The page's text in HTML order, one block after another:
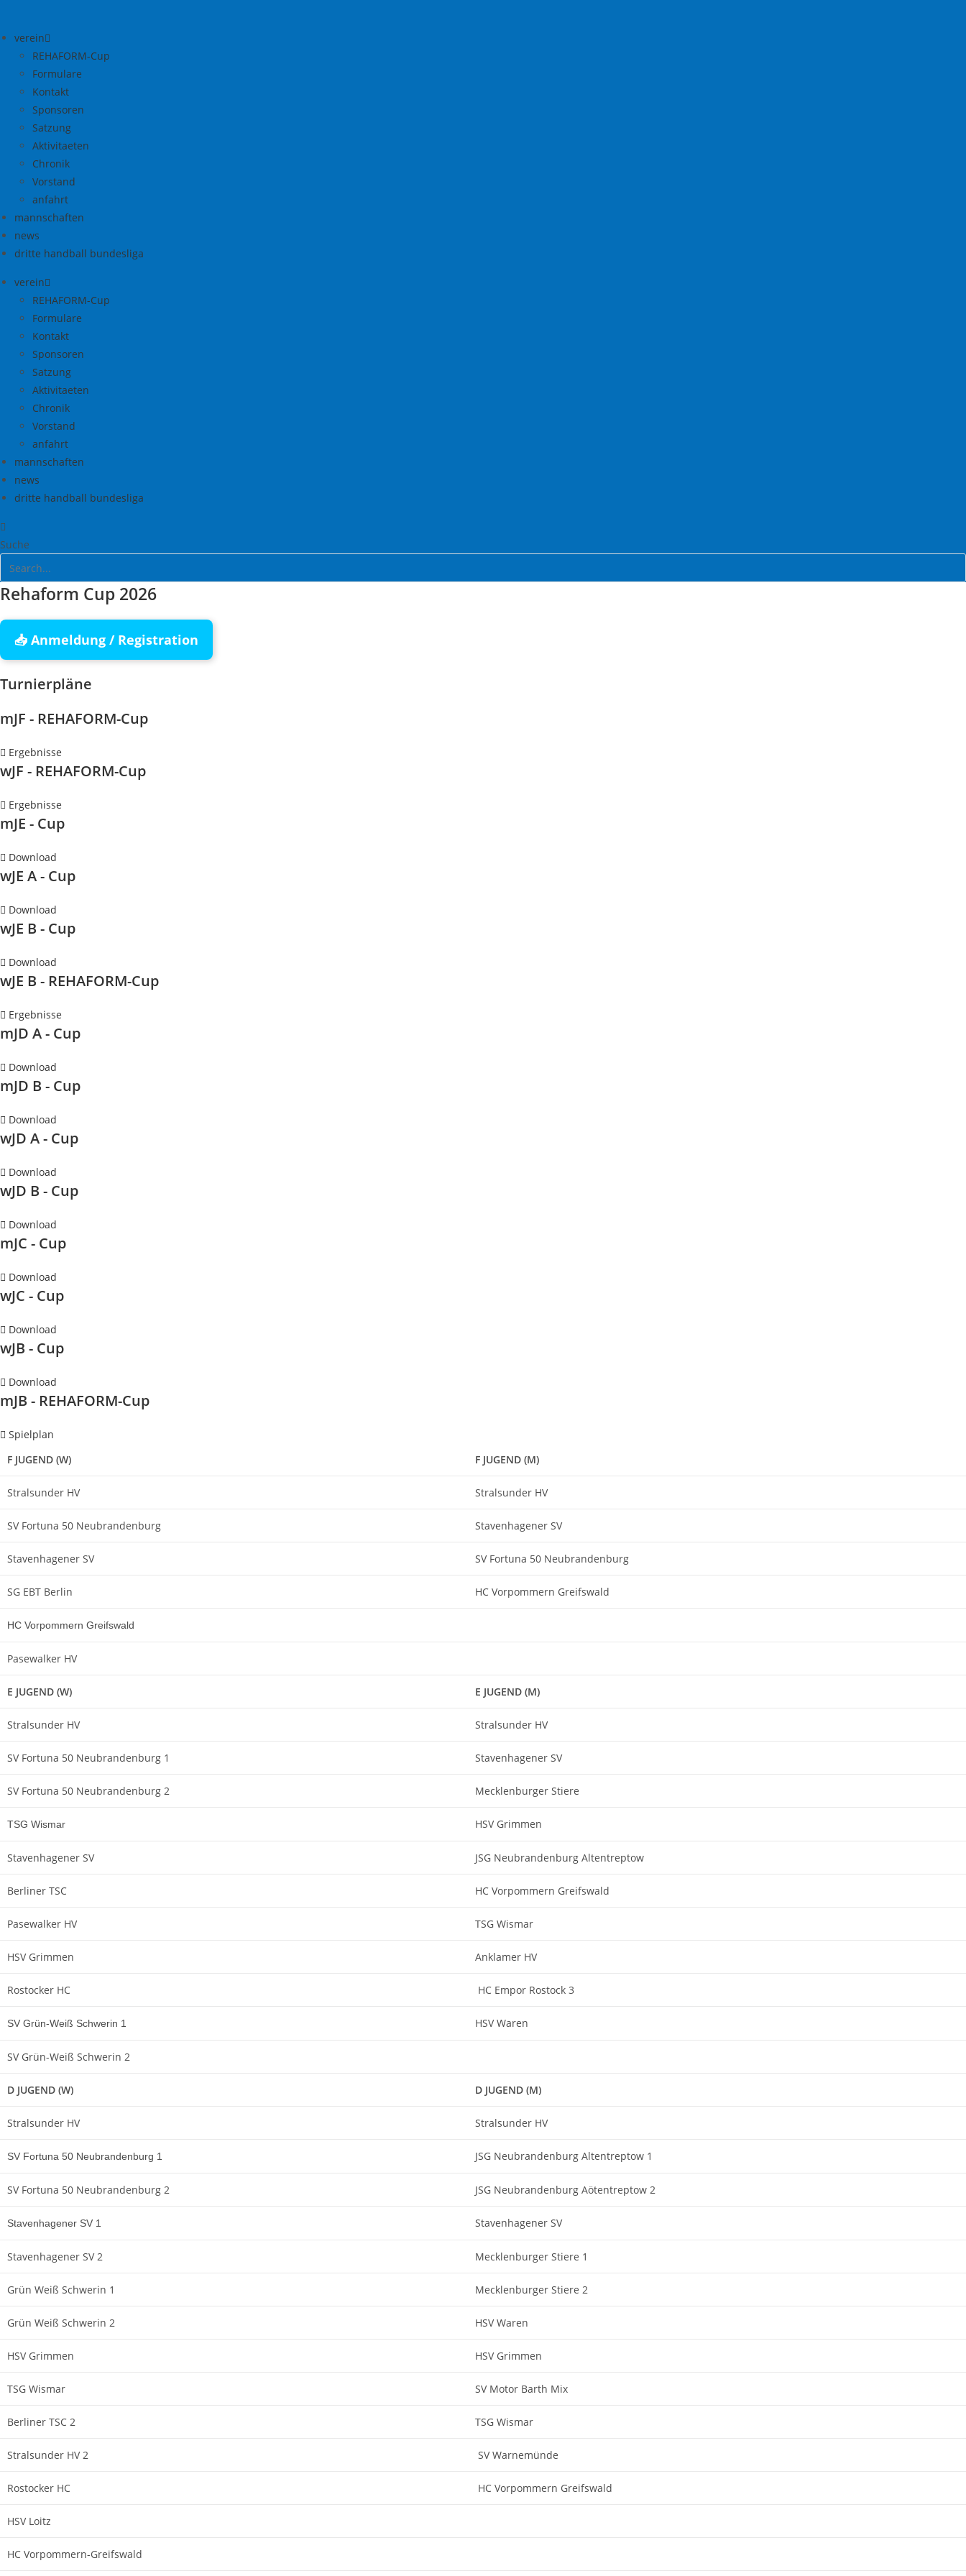
springen
verein
REHAFORM-Cup
Formulare
Kontakt
Sponsoren
Satzung
Aktivitaeten
Chronik
Vorstand
anfahrt
mannschaften
news
dritte handball bundesliga
verein
REHAFORM-Cup
Formulare
Kontakt
Sponsoren
Satzung
Aktivitaeten
Chronik
Vorstand
anfahrt
mannschaften
news
dritte handball bundesliga
Suche
Rehaform Cup 2026
📥 Anmeldung / Registration
Turnierpläne
mJF - REHAFORM-Cup
Ergebnisse
wJF - REHAFORM-Cup
Ergebnisse
mJE - Cup
Download
wJE A - Cup
Download
wJE B - Cup
Download
wJE B - REHAFORM-Cup
Ergebnisse
mJD A - Cup
Download
mJD B - Cup
Download
wJD A - Cup
Download
wJD B - Cup
Download
mJC - Cup
Download
wJC - Cup
Download
wJB - Cup
Download
mJB - REHAFORM-Cup
Spielplan
F JUGEND (W)
F JUGEND (M)
Stralsunder HV Stralsunder HV
SV Fortuna 50 Neubrandenburg Stavenhagener SV
Stavenhagener SV SV Fortuna 50 Neubrandenburg
SG EBT Berlin HC Vorpommern Greifswald
HC Vorpommern Greifswald
Pasewalker HV
E JUGEND (W) E JUGEND (M)
Stralsunder HV Stralsunder HV
SV Fortuna 50 Neubrandenburg 1 Stavenhagener SV
SV Fortuna 50 Neubrandenburg 2 Mecklenburger Stiere
TSG Wismar HSV Grimmen
Stavenhagener SV JSG Neubrandenburg Altentreptow
Berliner TSC HC Vorpommern Greifswald
Pasewalker HV TSG Wismar
HSV Grimmen Anklamer HV
Rostocker HC HC Empor Rostock 3
SV Grün-Weiß Schwerin 1 HSV Waren
SV Grün-Weiß Schwerin 2
D JUGEND (W) D JUGEND (M)
Stralsunder HV Stralsunder HV
SV Fortuna 50 Neubrandenburg 1 JSG Neubrandenburg Altentreptow 1
SV Fortuna 50 Neubrandenburg 2 JSG Neubrandenburg Aötentreptow 2
Stavenhagener SV 1 Stavenhagener SV
Stavenhagener SV 2 Mecklenburger Stiere 1
Grün Weiß Schwerin 1 Mecklenburger Stiere 2
Grün Weiß Schwerin 2 HSV Waren
HSV Grimmen HSV Grimmen
TSG Wismar SV Motor Barth Mix
Berliner TSC 2 TSG Wismar
Stralsunder HV 2 SV Warnemünde
Rostocker HC HC Vorpommern Greifswald
HSV Loitz
HC Vorpommern-Greifswald